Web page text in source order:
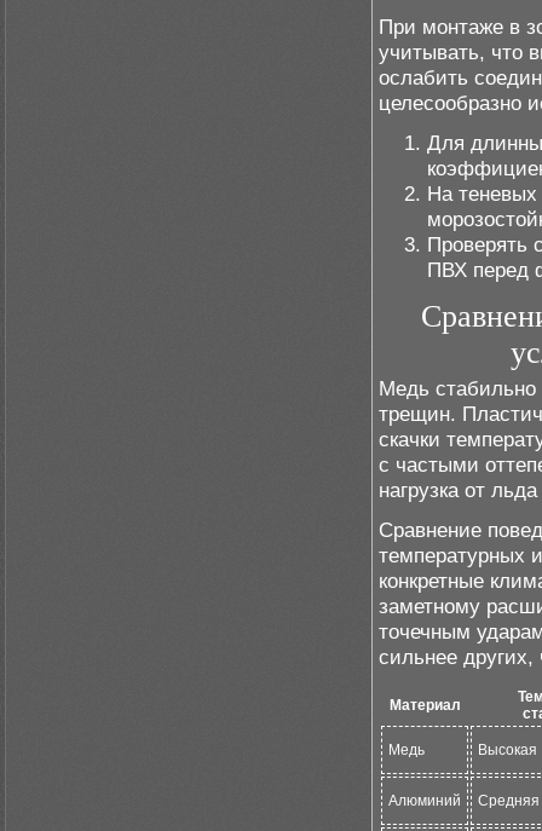
При монтаже в
учитывать, что
ослабить
целесообразно
Для
На
Проверять
ПВХ перед
Медь стабильно
трещин.
скачки
с частыми
нагрузка от
Сравнение
температурных
конкретные
заметному
точечным
сильнее других,
Материал
Медь Высокая
Алюминий Средняя